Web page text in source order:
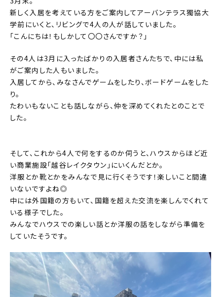
新しく入居を考えている方をご案内してアーバンテラス獨協大
学前にいくと、リビングで4人の人が話していました。
「こんにちは！もしかして〇〇さんですか？」
その4人は3月に入ったばかりの入居者さんたちで、中には私
がご案内した人もいました。
入居してから、みなさんでゲームをしたり、ボードゲームをした
り。
たわいもないことも話しながら、仲を深めてくれたとのことで
した。
そして、これから4人で何をするのか伺うと、ハウスからほど近
い商業施設「越谷レイクタウン」にいくんだとか。
洋服とか靴とかをみんなで見に行くそうです！楽しいこと間違
いないですよね◎
中には外国籍の方もいて、国籍を超えた交流を楽しんでくれて
いる様子でした。
みんなでハウスでの楽しい話とか洋服の話をしながら準備を
していたそうです。